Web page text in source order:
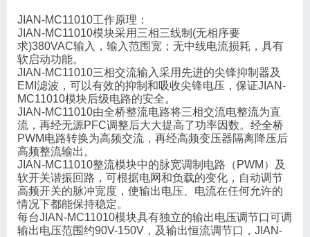
JIAN-MC11010工作原理：
JIAN-MC11010模块采用三相三线制(无相序要
求)380VAC输入，输入范围宽；无中线电流损耗，具有
软启动功能。
JIAN-MC11010三相交流输入采用先进的尖锋抑制器及
EMI滤波，可以有效的抑制和吸收尖锋电压，保证JIAN-
MC11010模块后级电路的安全。
JIAN-MC11010由全桥整流电路将三相交流电整流为直
流，再经无源PFC调整后大大提高了功率因数。经全桥
PWM电路转换为高频交流，再经高频变压器隔离降压后
高频整流输出。
JIAN-MC11010整流模块中的脉宽调制电路（PWM）及
软开关谐振回路，可根据电网和负载的变化，自动调节
高频开关的脉冲宽度，使输出电压、电流在任何允许的
情况下都能保持稳定。
每台JIAN-MC11010模块具有独立的输出电压调节口可调
输出电压范围约90V-150V，及输出恒流调节口，JIAN-